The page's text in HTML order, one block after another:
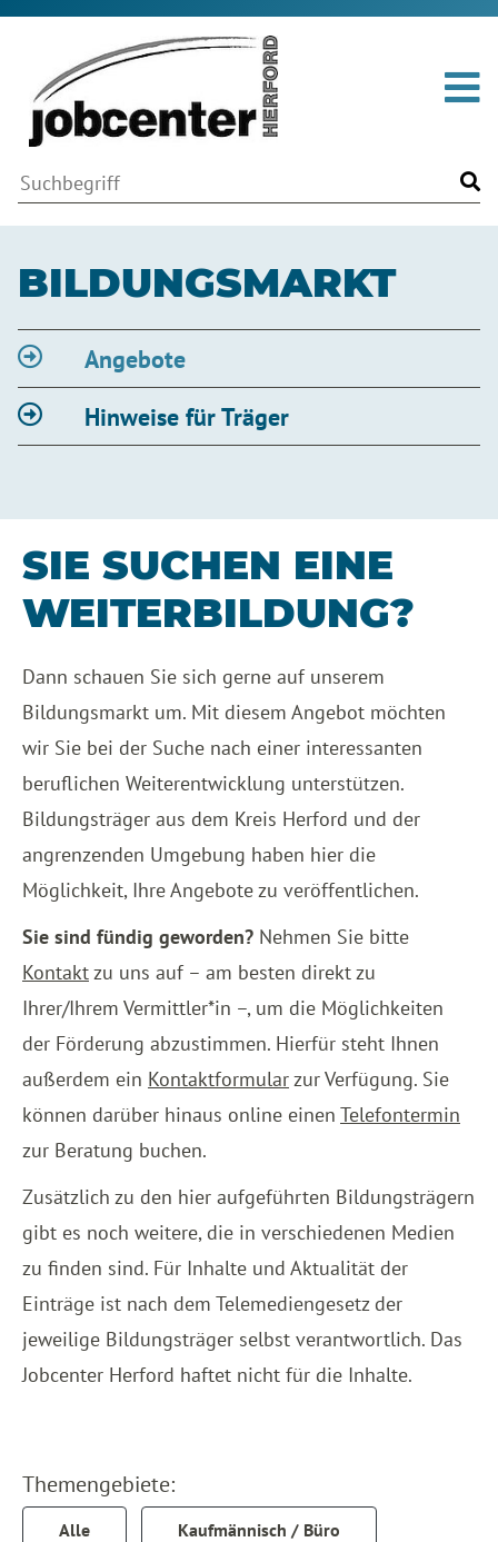
Volltextsuche
Suchwort
BILDUNGSMARKT
Angebote
Hinweise für Träger
SIE SUCHEN EINE
WEITERBILDUNG?
Dann schauen Sie sich gerne auf unserem
Bildungsmarkt um. Mit diesem Angebot möchten
wir Sie bei der Suche nach einer interessanten
beruflichen Weiterentwicklung unterstützen.
Bildungsträger aus dem Kreis Herford und der
angrenzenden Umgebung haben hier die
Möglichkeit, Ihre Angebote zu veröffentlichen.
Sie sind fündig geworden? Nehmen Sie bitte
Kontaktzu uns auf – am besten direkt zu
Ihrer/Ihrem Vermittler*in –, um die Möglichkeiten
der Förderung abzustimmen. Hierfür steht Ihnen
außerdem ein Kontaktformularzur Verfügung. Sie
können darüber hinaus online einen Telefontermin
zur Beratung buchen.
Zusätzlich zu den hier aufgeführten Bildungsträgern
gibt es noch weitere, die in verschiedenen Medien
zu finden sind. Für Inhalte und Aktualität der
Einträge ist nach dem Telemediengesetz der
jeweilige Bildungsträger selbst verantwortlich. Das
Jobcenter Herford haftet nicht für die Inhalte.
Themengebiete:
Alle Kaufmännisch / Büro